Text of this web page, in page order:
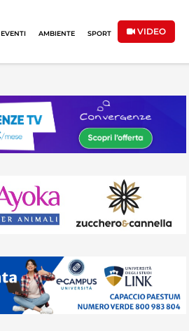
EVENTI AMBIENTE SPORT VIDEO